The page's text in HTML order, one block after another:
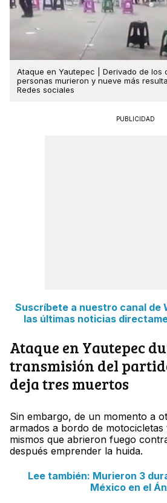
Ataque en Yautepec | Derivado de los
personas murieron y nueve más
Redes sociales
PUBLICIDAD
Suscríbete a nuestro canal de
las últimas noticias
Ataque en Yautepec
transmisión del
deja tres muertos
Sin embargo, de un momento a
armados a bordo de motocicletas
mismos que abrieron fuego
después emprender la huida.
Lee también: Murieron 3
México en el